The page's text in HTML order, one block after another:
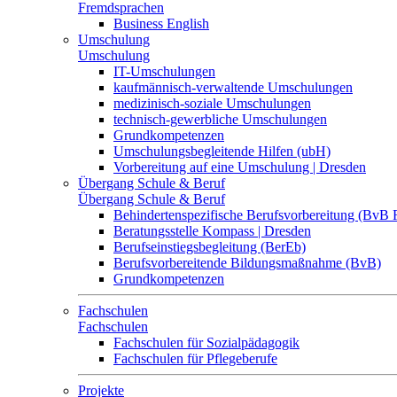
Fremdsprachen
Business English
Umschulung
Umschulung
IT-Umschulungen
kaufmännisch-verwaltende Umschulungen
medizinisch-soziale Umschulungen
technisch-gewerbliche Umschulungen
Grundkompetenzen
Umschulungsbegleitende Hilfen (ubH)
Vorbereitung auf eine Umschulung | Dresden
Übergang Schule & Beruf
Übergang Schule & Beruf
Behindertenspezifische Berufsvorbereitung (BvB
Beratungsstelle Kompass | Dresden
Berufseinstiegsbegleitung (BerEb)
Berufsvorbereitende Bildungsmaßnahme (BvB)
Grundkompetenzen
Fachschulen
Fachschulen
Fachschulen für Sozialpädagogik
Fachschulen für Pflegeberufe
Projekte